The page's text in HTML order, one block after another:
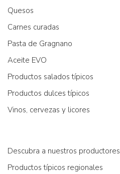
Quesos
Carnes curadas
Pasta de Gragnano
Aceite EVO
Productos salados típicos
Productos dulces típicos
Vinos, cervezas y licores
Descubra a nuestros productores
Productos típicos regionales